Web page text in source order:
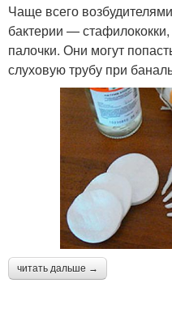
Чаще всего
бактерии —
палочки. Они могут
слуховую трубу при
читать дальше →